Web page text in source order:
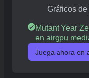
Gráficos
Mutant Year
en airgpu
Juega ahora en